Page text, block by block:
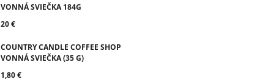
VONNÁ SVIEČKA 184G
20 €
COUNTRY CANDLE COFFEE SHOP
VONNÁ SVIEČKA (35 G)
1,80 €